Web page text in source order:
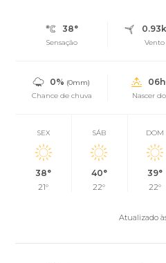
38°
Sensação Vento
0% (0mm)
Chance de chuva
Nascer
SEX
38°
21°
SÁB
40°
22°
DOM
39°
22°
Atualizado